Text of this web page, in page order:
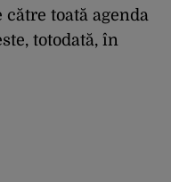
toată agenda
totodată, în